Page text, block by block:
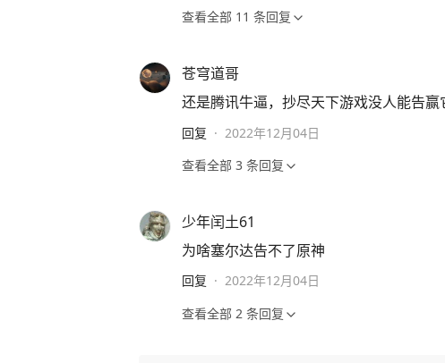
查看全部 11 条回复
苍穹道哥
还是腾讯牛逼，抄尽天下游戏没人能告
回复 · 2022年12月04日
查看全部 3 条回复
少年闰土61
为啥塞尔达告不了原神
回复 · 2022年12月04日
查看全部 2 条回复